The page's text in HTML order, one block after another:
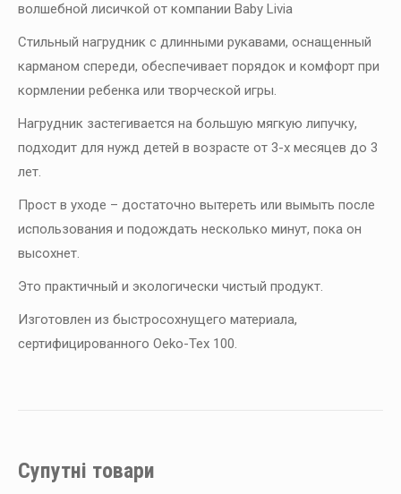
волшебной лисичкой от компании Baby Livia
Стильный нагрудник с длинными рукавами, оснащенный
карманом спереди, обеспечивает порядок и комфорт при
кормлении ребенка или творческой игры.
Нагрудник застегивается на большую мягкую липучку,
подходит для нужд детей в возрасте от 3-х месяцев до 3
лет.
Прост в уходе – достаточно вытереть или вымыть после
использования и подождать несколько минут, пока он
высохнет.
Это практичный и экологически чистый продукт.
Изготовлен из быстросохнущего материала,
сертифицированного Oeko-Tex 100.
Супутні товари